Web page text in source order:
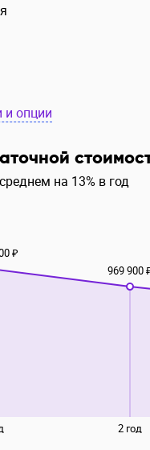
и опции
на 13% в год
2 год
₽
969 900